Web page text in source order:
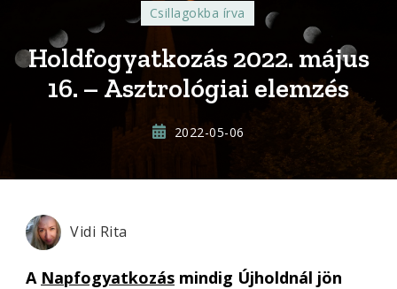
Csillagokba írva
Holdfogyatkozás 2022. május
16. – Asztrológiai elemzés
2022-05-06
Vidi Rita
A Napfogyatkozás mindig Újholdnál jön